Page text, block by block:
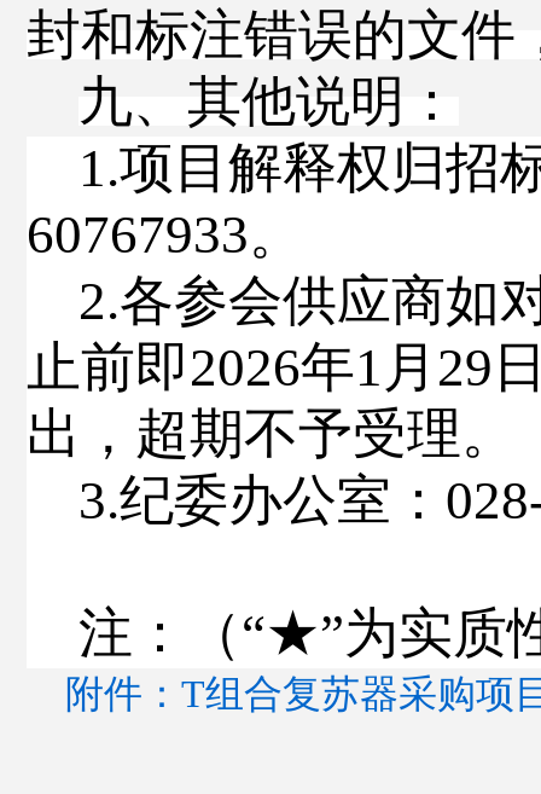
封和标注错误的文件
九、其他说明 ：
1.项目解释权归招
60767933。
2.各参会供应商如
止前即2026年1 月 29
出，超期不予受理。
3.纪委办公室 ：
注：（“★”为实质
附件：T组合复苏器采购项